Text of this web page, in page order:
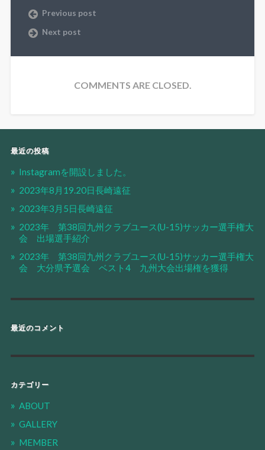
Previous post
Next post
COMMENTS ARE CLOSED.
最近の投稿
Instagramを開設しました。
2023年8月19.20日長崎遠征
2023年3月5日長崎遠征
2023年 第38回九州クラブユース(U-15)サッカー選手権大
会 出場選手紹介
2023年 第38回九州クラブユース(U-15)サッカー選手権大
会 大分県予選会 ベスト4 九州大会出場権を獲得
最近のコメント
カテゴリー
ABOUT
GALLERY
MEMBER